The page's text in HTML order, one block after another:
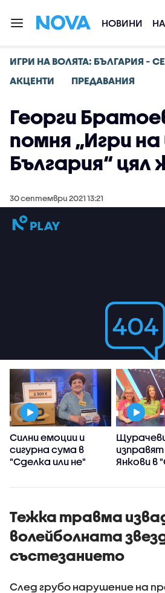
НОВИНИ
ИГРИ НА ВОЛЯТА: БЪЛГАРИЯ -
АКЦЕНТИ
ПРЕДАВАНИЯ
Георги
помня „Игри
България“ цял
30 септември 2021 13:21
Силни емоции и
сигурна сума в
"Сделка или не"
Янкови в
Тежка травма
волейболната
състезанието
След грубо нарушение на